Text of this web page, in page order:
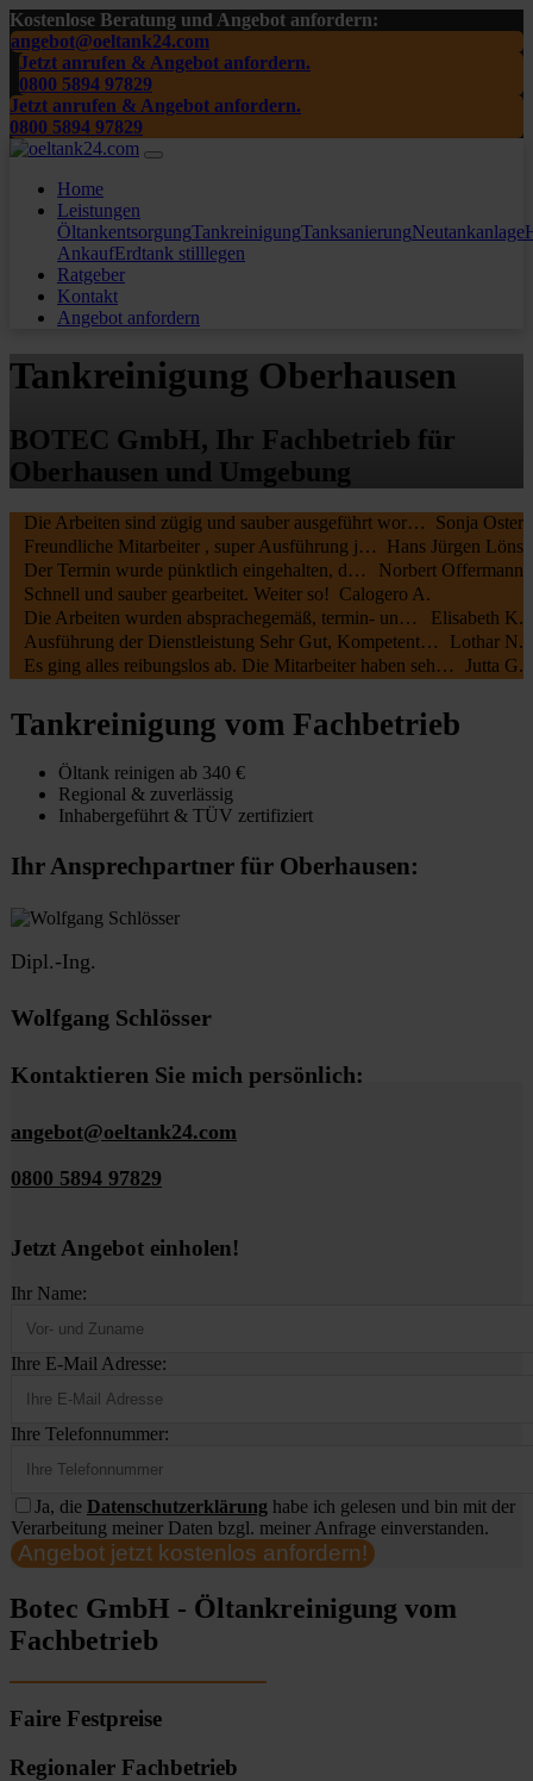
Kostenlose Beratung und Angebot anfordern:
angebot@oeltank24.com
Jetzt anrufen & Angebot anfordern.
0800 5894 97829
Jetzt anrufen & Angebot anfordern.
0800 5894 97829
Home
Leistungen
ÖltankentsorgungTankreinigungTanksanierungNeutankanlage
AnkaufErdtank stilllegen
Ratgeber
Kontakt
Angebot anfordern
Tankreinigung Oberhausen
BOTEC GmbH, Ihr Fachbetrieb für
Oberhausen und Umgebung
Sonja Oster
Die Arbeiten sind zügig und sauber ausgeführt worden, wir waren sehr zufrieden. Die MA waren freundlich , nochmal ein Danke schön an die beiden.
Hans Jürgen Löns
Freundliche Mitarbeiter , super Ausführung jederzeit zu empfehlen
Norbert Offermann
Der Termin wurde pünktlich eingehalten, die Mitarbeiter waren kundenfreundlich und haben alles gut erledigt. Die Rechnung entsprach dem Auftrag.
Calogero A.
Schnell und sauber gearbeitet. Weiter so!
Elisabeth K.
Die Arbeiten wurden absprachegemäß, termin- und fachgerecht zu unserer vollsten Zufriedenheit durchgeführt. Sehr freundliche Kommunikation sowohl mit Öltank24 als auch mit der Fa. Botec
Lothar N.
Ausführung der Dienstleistung Sehr Gut, Kompetente Mitarbeiter, Sehr Freundliches Personal
Jutta G.
Es ging alles reibungslos ab. Die Mitarbeiter haben sehr schnell und sauber gearbeitet.
Tankreinigung vom Fachbetrieb
Öltank reinigen ab 340 €
Regional & zuverlässig
Inhabergeführt & TÜV zertifiziert
Ihr Ansprechpartner für Oberhausen:
Dipl.-Ing.
Wolfgang Schlösser
Kontaktieren Sie mich persönlich:
angebot@oeltank24.com
0800 5894 97829
Jetzt Angebot einholen!
Ihr Name:
Ihre E-Mail Adresse:
Ihre Telefonnummer:
Ja, die Datenschutzerklärung habe ich gelesen und bin mit der
Verarbeitung meiner Daten bzgl. meiner Anfrage einverstanden.
Angebot jetzt kostenlos anfordern!
Botec GmbH - Öltankreinigung vom
Fachbetrieb
Faire Festpreise
Regionaler Fachbetrieb